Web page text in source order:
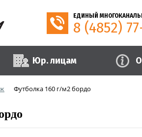
ЕДИНЫЙ
8 (4852)
Юр. лицам
Футболка 160 г/м2 бордо